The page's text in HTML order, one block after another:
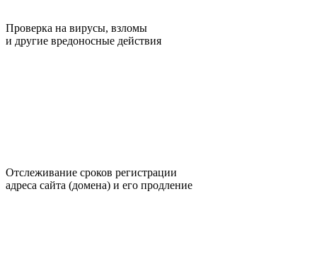
Проверка на вирусы, взломы
и другие вредоносные действия
Отслеживание сроков регистрации
адреса сайта (домена) и его продление